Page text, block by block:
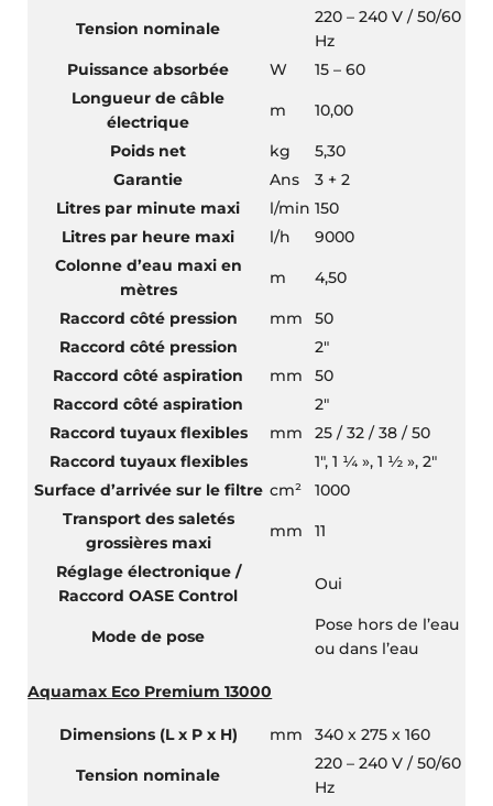
Tension nominale
220 – 240 V / 50/60
Hz
Puissance absorbée
W
15 – 60
Longueur de câble
électrique
m 10,00
Poids net kg
5,30
Garantie
Ans
3 + 2
Litres par minute maxi
l/min 150
Litres par heure maxi
l/h
9000
Colonne d’eau maxi en
mètres
m 4,50
Raccord côté pression mm
50
Raccord côté pression
2″
Raccord côté aspiration
mm
50
Raccord côté aspiration
2″
Raccord tuyaux flexibles
mm
25 / 32 / 38 / 50
Raccord tuyaux flexibles
1″, 1 ¼ », 1 ½ », 2″
Surface d’arrivée sur le filtre cm²
1000
Transport des saletés
grossières maxi
mm 11
Réglage électronique /
Raccord OASE Control
Oui
Mode de pose
Pose hors de l’eau
ou dans l’eau
Aquamax Eco Premium 13000
Dimensions (L x P x H) mm 340 x 275 x 160
Tension nominale
220 – 240 V / 50/60
Hz